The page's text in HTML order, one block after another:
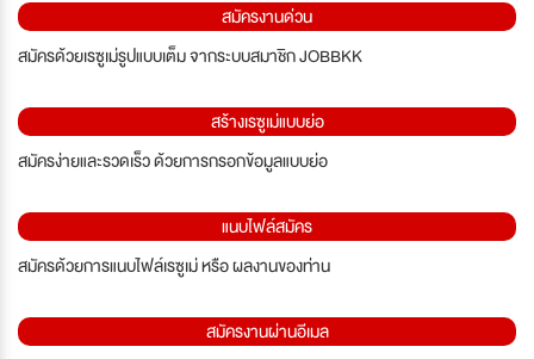
สมัครงานด่วน
สมัครด้วยเรซูเม่รูปแบบเต็ม จากระบบสมาชิก JOBBKK
สร้างเรซูเม่แบบย่อ
สมัครง่ายและรวดเร็ว ด้วยการกรอกข้อมูลแบบย่อ
แนบไฟล์สมัคร
สมัครด้วยการแนบไฟล์เรซูเม่ หรือ ผลงานของท่าน
สมัครงานผ่านอีเมล